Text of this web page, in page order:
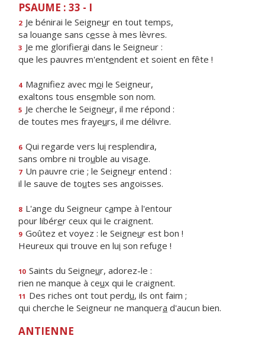
PSAUME : 33 - I
2 Je bénirai le Seigneur en tout temps,
sa louange sans cesse à mes lèvres.
3 Je me glorifierai dans le Seigneur :
que les pauvres m'entendent et soient en fête !
4 Magnifiez avec moi le Seigneur,
exaltons tous ensemble son nom.
5 Je cherche le Seigneur, il me répond :
de toutes mes frayeurs, il me délivre.
6 Qui regarde vers lui resplendira,
sans ombre ni trouble au visage.
7 Un pauvre crie ; le Seigneur entend :
il le sauve de toutes ses angoisses.
8 L'ange du Seigneur campe à l'entour
pour libérer ceux qui le craignent.
9 Goûtez et voyez : le Seigneur est bon !
Heureux qui trouve en lui son refuge !
10 Saints du Seigneur, adorez-le :
rien ne manque à ceux qui le craignent.
11 Des riches ont tout perdu, ils ont faim ;
qui cherche le Seigneur ne manquera d'aucun bien.
ANTIENNE